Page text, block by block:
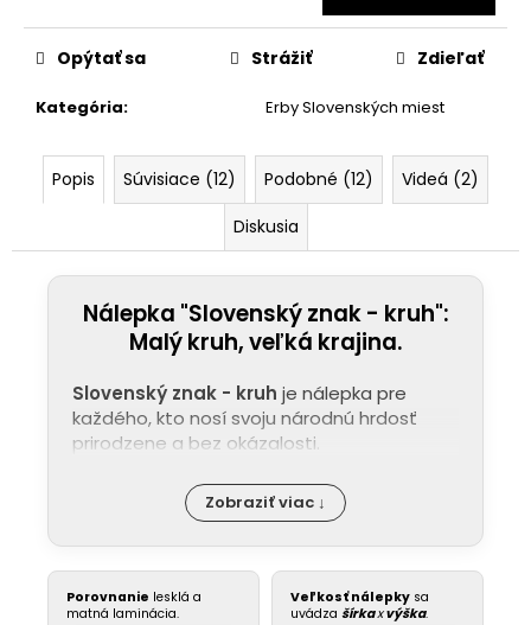
Kategória: Erby Slovenských miest
Opýtať sa Strážiť Zdieľať
Popis Súvisiace (12) Podobné (12)
Videá (2)
Diskusia
Nálepka "Slovenský znak - kruh":
Malý kruh, veľká krajina.
Slovenský znak - kruh je nálepka pre
každého, kto nosí svoju národnú hrdosť
prirodzene a bez okázalosti.
Zobraziť viac ↓
Porovnanie lesklá a
matná laminácia.
Veľkosť nálepky sa
uvádza šírkaxvýška.